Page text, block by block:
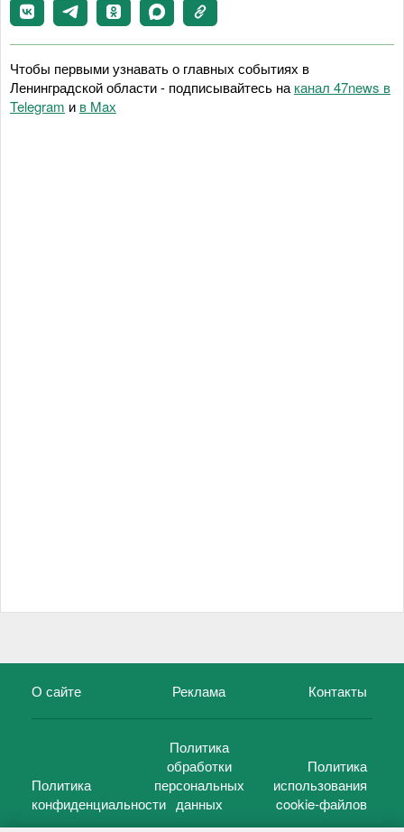
Чтобы первыми узнавать о главных событиях в
Ленинградской области - подписывайтесь на канал 47news в
Telegram и в Maх
О сайте Реклама Контакты
Политика
конфиденциальности
Политика
обработки
персональных
данных
Политика
использования
cookie-файлов